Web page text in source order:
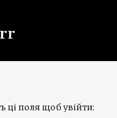
ці поля щоб увійти: